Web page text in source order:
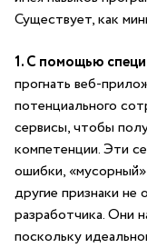
Существует, как
1. С помощью
прогнать веб-
потенциального
сервисы, чтобы
компетенции. Эти
ошибки,
другие признаки не
разработчика. Они
поскольку